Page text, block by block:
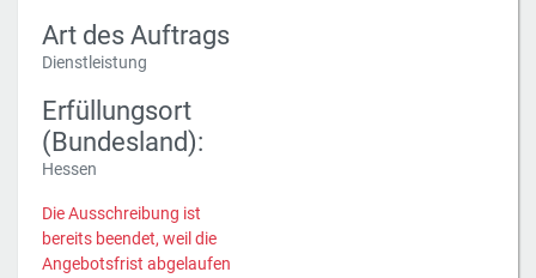
Art des Auftrags
Dienstleistung
Erfüllungsort
(Bundesland):
Hessen
Die Ausschreibung ist
bereits beendet, weil die
Angebotsfrist abgelaufen